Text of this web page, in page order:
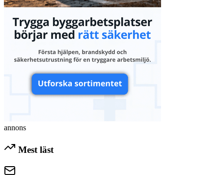
annons
Mest läst